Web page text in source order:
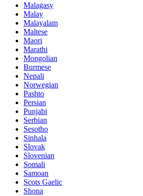
Malagasy
Malay
Malayalam
Maltese
Maori
Marathi
Mongolian
Burmese
Nepali
Norwegian
Pashto
Persian
Punjabi
Serbian
Sesotho
Sinhala
Slovak
Slovenian
Somali
Samoan
Scots Gaelic
Shona